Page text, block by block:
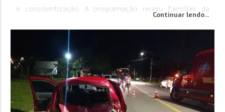
e conscientização. A programação reuniu famílias da
Continuar lendo...